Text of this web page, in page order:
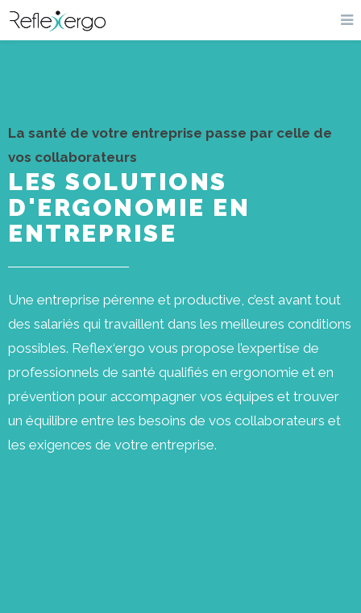
La santé de votre entreprise passe par celle de
vos collaborateurs
LES SOLUTIONS
D'ERGONOMIE EN
ENTREPRISE
Une entreprise pérenne et productive, c’est avant tout
des salariés qui travaillent dans les meilleures conditions
possibles. Reflex‘ergo vous propose l’expertise de
professionnels de santé qualifiés en ergonomie et en
prévention pour accompagner vos équipes et trouver
un équilibre entre les besoins de vos collaborateurs et
les exigences de votre entreprise.